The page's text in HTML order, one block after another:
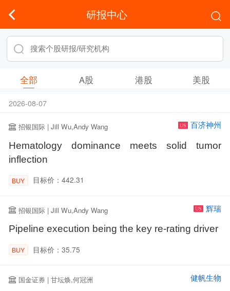
研报中心
全部 A股 港股 美股
2026-08-07
招银国际 | Jill Wu,Andy Wang US 百济神州
Hematology dominance meets solid tumor
inflection
BUY 目标价：442.31
招银国际 | Jill Wu,Andy Wang US 辉瑞
Pipeline execution being the key re-rating driver
BUY 目标价：35.75
国金证券 | 甘坛焕,何冠洲 健帆生物